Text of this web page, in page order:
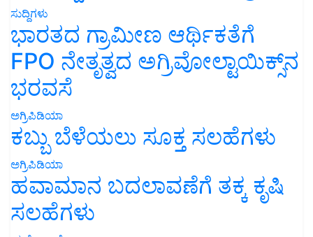
ಸುದ್ದಿಗಳು
ಭಾರತದ ಗ್ರಾಮೀಣ ಆರ್ಥಿಕತೆಗೆ
FPO ನೇತೃತ್ವದ ಅಗ್ರಿವೋಲ್ಟಾಯಿಕ್ಸ್‌ನ
ಭರವಸೆ
ಅಗ್ರಿಪಿಡಿಯಾ
ಕಬ್ಬು ಬೆಳೆಯಲು ಸೂಕ್ತ ಸಲಹೆಗಳು
ಅಗ್ರಿಪಿಡಿಯಾ
ಹವಾಮಾನ ಬದಲಾವಣೆಗೆ ತಕ್ಕ ಕೃಷಿ
ಸಲಹೆಗಳು